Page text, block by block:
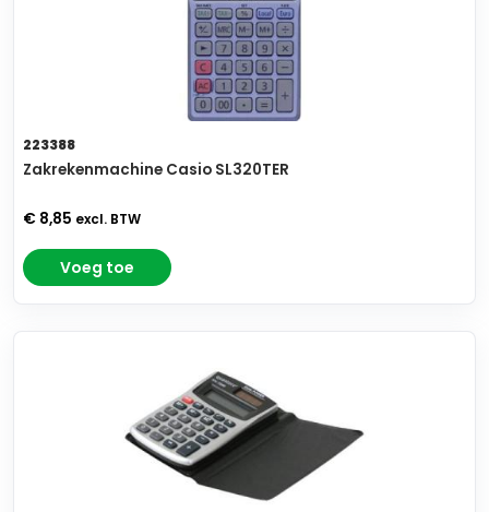
223388
Zakrekenmachine Casio SL320TER
€ 8,85 excl. BTW
Voeg toe